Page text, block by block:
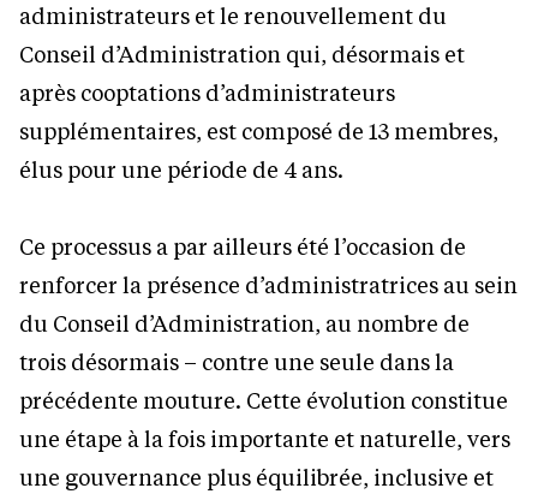
administrateurs et le renouvellement du
Conseil d’Administration qui, désormais et
après cooptations d’administrateurs
supplémentaires, est composé de 13 membres,
élus pour une période de 4 ans.
Ce processus a par ailleurs été l’occasion de
renforcer la présence d’administratrices au sein
du Conseil d’Administration, au nombre de
trois désormais – contre une seule dans la
précédente mouture. Cette évolution constitue
une étape à la fois importante et naturelle, vers
une gouvernance plus équilibrée, inclusive et